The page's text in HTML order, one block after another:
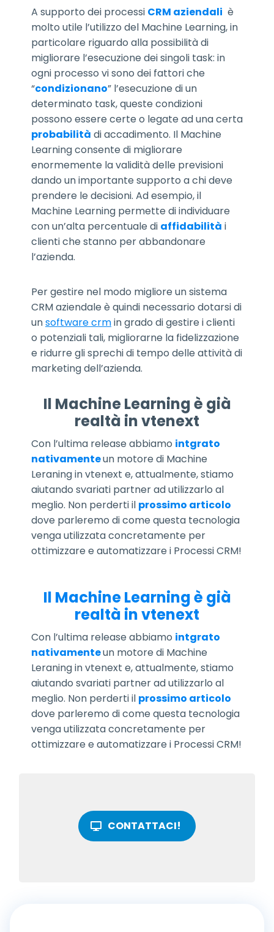
A supporto dei processi CRM aziendali è
molto utile l’utilizzo del Machine Learning, in
particolare riguardo alla possibilità di
migliorare l’esecuzione dei singoli task: in
ogni processo vi sono dei fattori che
“condizionano” l’esecuzione di un
determinato task, queste condizioni
possono essere certe o legate ad una certa
probabilità di accadimento. Il Machine
Learning consente di migliorare
enormemente la validità delle previsioni
dando un importante supporto a chi deve
prendere le decisioni. Ad esempio, il
Machine Learning permette di individuare
con un’alta percentuale di affidabilità i
clienti che stanno per abbandonare
l’azienda.
Per gestire nel modo migliore un sistema
CRM aziendale è quindi necessario dotarsi di
unsoftware crmin grado di gestire i clienti
o potenziali tali, migliorarne la fidelizzazione
e ridurre gli sprechi di tempo delle attività di
marketing dell’azienda.
Il Machine Learning è già
realtà in vtenext
Con l’ultima release abbiamo intgrato
nativamenteun motore di Machine
Leraning in vtenext e, attualmente, stiamo
aiutando svariati partner ad utilizzarlo al
meglio. Non perderti il prossimo articolo
dove parleremo di come questa tecnologia
venga utilizzata concretamente per
ottimizzare e automatizzare i Processi CRM!
Il Machine Learning è già
realtà in vtenext
Con l’ultima release abbiamo intgrato
nativamenteun motore di Machine
Leraning in vtenext e, attualmente, stiamo
aiutando svariati partner ad utilizzarlo al
meglio. Non perderti il prossimo articolo
dove parleremo di come questa tecnologia
venga utilizzata concretamente per
ottimizzare e automatizzare i Processi CRM!
CONTATTACI!